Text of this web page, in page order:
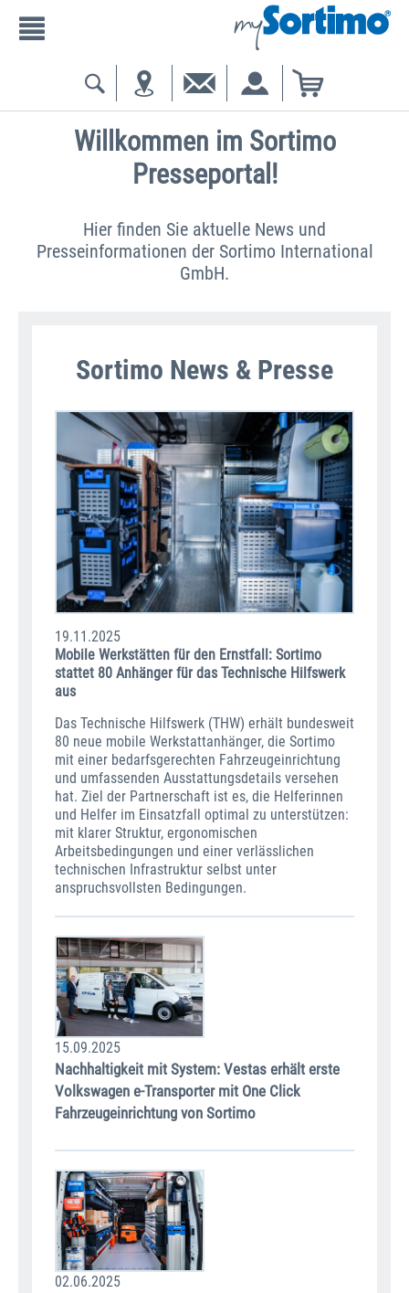
Willkommen im Sortimo
Presseportal!
Hier finden Sie aktuelle News und
Presseinformationen der Sortimo International
GmbH.
Sortimo News & Presse
19.11.2025
Mobile Werkstätten für den Ernstfall: Sortimo
stattet 80 Anhänger für das Technische Hilfswerk
aus
Das Technische Hilfswerk (THW) erhält bundesweit
80 neue mobile Werkstattanhänger, die Sortimo
mit einer bedarfsgerechten Fahrzeugeinrichtung
und umfassenden Ausstattungsdetails versehen
hat. Ziel der Partnerschaft ist es, die Helferinnen
und Helfer im Einsatzfall optimal zu unterstützen:
mit klarer Struktur, ergonomischen
Arbeitsbedingungen und einer verlässlichen
technischen Infrastruktur selbst unter
anspruchsvollsten Bedingungen.
15.09.2025
Nachhaltigkeit mit System: Vestas erhält erste
Volkswagen e-Transporter mit One Click
Fahrzeugeinrichtung von Sortimo
02.06.2025